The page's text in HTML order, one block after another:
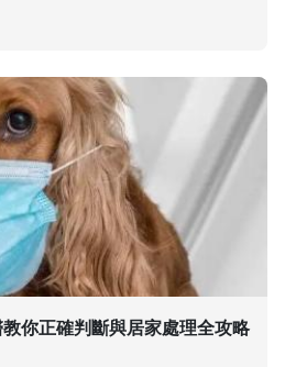
你正確判斷與居家處理全攻略